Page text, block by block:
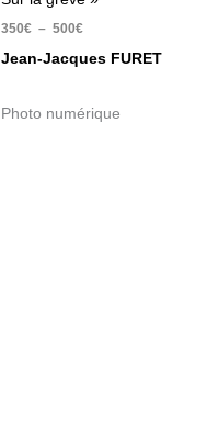
350€ – 500€
Jean-Jacques FURET
Photo numérique